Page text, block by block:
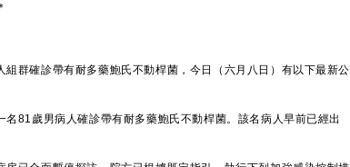
群確診帶有耐多藥鮑氏不動桿菌，今日（六月八日）有以下最新公
81歲男病人確診帶有耐多藥鮑氏不動桿菌。該名病人早前已經出